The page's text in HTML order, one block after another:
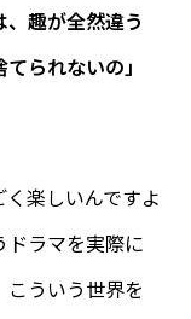
趣が全然違う
られないの」
楽しいんですよ
ラマを実際に
ういう世界を